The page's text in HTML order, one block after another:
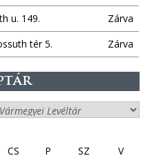
u. 149.
Zárva
tér 5.
Zárva
CS P SZ
V